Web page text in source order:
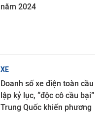
năm 2024
XE
Doanh số xe điện toàn cầu
lập kỷ lục, “độc cô cầu bại”
Trung Quốc khiến phương